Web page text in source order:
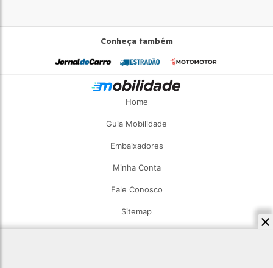
Conheça também
Home
Guia Mobilidade
Embaixadores
Minha Conta
Fale Conosco
Sitemap